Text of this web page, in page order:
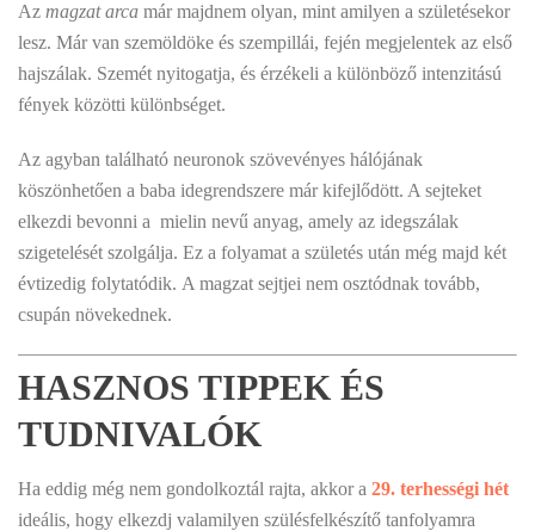
Az magzat arca már majdnem olyan, mint amilyen a születésekor
lesz. Már van szemöldöke és szempillái, fején megjelentek az első
hajszálak. Szemét nyitogatja, és érzékeli a különböző intenzitású
fények közötti különbséget.
Az agyban található neuronok szövevényes hálójának
köszönhetően a baba idegrendszere már kifejlődött. A sejteket
elkezdi bevonni a mielin nevű anyag, amely az idegszálak
szigetelését szolgálja. Ez a folyamat a születés után még majd két
évtizedig folytatódik. A magzat sejtjei nem osztódnak tovább,
csupán növekednek.
HASZNOS TIPPEK ÉS
TUDNIVALÓK
Ha eddig még nem gondolkoztál rajta, akkor a 29. terhességi hét
ideális, hogy elkezdj valamilyen szülésfelkészítő tanfolyamra